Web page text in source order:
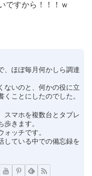
ですから！！！ｗ
、ほぼ毎月何かしら調達
ないのと、何かの役に立
ことにしたのでした。
スマホを複数台とタブレ
歩きます。
ッチです。
している中での備忘録を